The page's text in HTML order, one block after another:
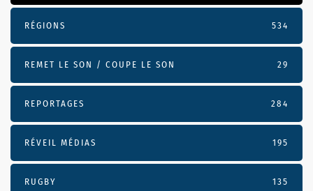
RÉGIONS 534
REMET LE SON / COUPE LE SON 29
REPORTAGES 284
RÉVEIL MÉDIAS 195
RUGBY 135